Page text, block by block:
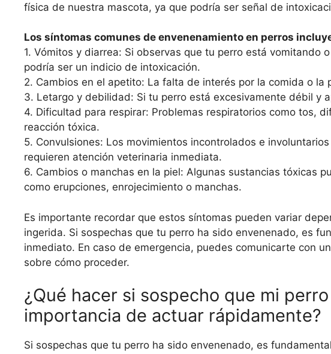
física de nuestra mascota, ya que podría ser señal de
Los síntomas comunes de envenenamiento en perros
1. Vómitos y diarrea: Si observas que tu perro está vomitando
podría ser un indicio de intoxicación.
2. Cambios en el apetito: La falta de interés por la comida o
3. Letargo y debilidad: Si tu perro está excesivamente débil y
4. Dificultad para respirar: Problemas respiratorios como tos,
reacción tóxica.
5. Convulsiones: Los movimientos incontrolados e
requieren atención veterinaria inmediata.
6. Cambios o manchas en la piel: Algunas sustancias tóxicas
como erupciones, enrojecimiento o manchas.
Es importante recordar que estos síntomas pueden variar
ingerida. Si sospechas que tu perro ha sido envenenado, es
inmediato. En caso de emergencia, puedes comunicarte con
sobre cómo proceder.
¿Qué hacer si sospecho que mi
importancia de actuar rápidamente?
Si sospechas que tu perro ha sido envenenado, es